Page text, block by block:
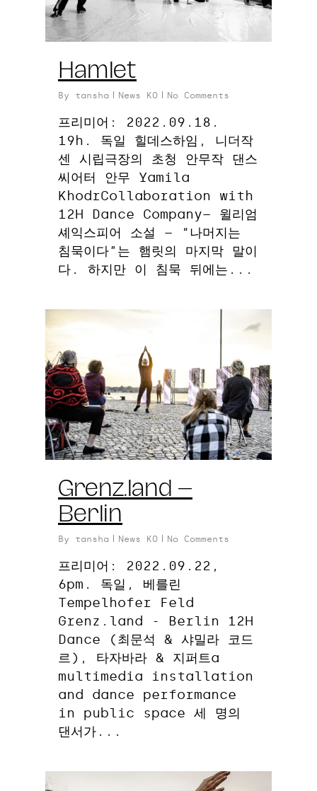
Hamlet
By tansha News KO No Comments
프리미어: 2022.09.18.
19h. 독일 힐데스하임, 니더작
센 시립극장의 초청 안무작 댄스
씨어터 안무 Yamila
KhodrCollaboration with
12H Dance Company– 윌리엄
셰익스피어 소설 – “나머지는
침묵이다”는 햄릿의 마지막 말이
다. 하지만 이 침묵 뒤에는...
Grenz.land –
Berlin
By tansha News KO No Comments
프리미어: 2022.09.22,
6pm. 독일, 베를린
Tempelhofer Feld
Grenz.land - Berlin 12H
Dance (최문석 & 샤밀라 코드
르), 타자바라 & 지퍼트a
multimedia installation
and dance performance
in public space 세 명의
댄서가...